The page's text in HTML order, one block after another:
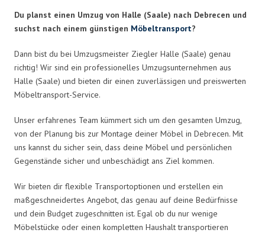
Du planst einen Umzug von Halle (Saale) nach Debrecen und
suchst nach einem günstigen Möbeltransport?
Dann bist du bei Umzugsmeister Ziegler Halle (Saale) genau
richtig! Wir sind ein professionelles Umzugsunternehmen aus
Halle (Saale) und bieten dir einen zuverlässigen und preiswerten
Möbeltransport-Service.
Unser erfahrenes Team kümmert sich um den gesamten Umzug,
von der Planung bis zur Montage deiner Möbel in Debrecen. Mit
uns kannst du sicher sein, dass deine Möbel und persönlichen
Gegenstände sicher und unbeschädigt ans Ziel kommen.
Wir bieten dir flexible Transportoptionen und erstellen ein
maßgeschneidertes Angebot, das genau auf deine Bedürfnisse
und dein Budget zugeschnitten ist. Egal ob du nur wenige
Möbelstücke oder einen kompletten Haushalt transportieren